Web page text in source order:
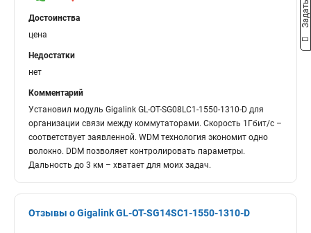
Достоинства
цена
Недостатки
нет
Комментарий
Установил модуль Gigalink GL-OT-SG08LC1-1550-1310-D для
организации связи между коммутаторами. Скорость 1Гбит/с –
соответствует заявленной. WDM технология экономит одно
волокно. DDM позволяет контролировать параметры.
Дальность до 3 км – хватает для моих задач.
Отзывы о Gigalink GL-OT-SG14SC1-1550-1310-D